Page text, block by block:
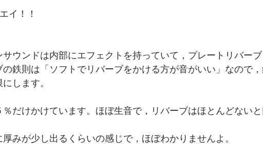
イ！！
サウンドは内部にエフェクトを持っていて，プレートリバー
の鉄則は「ソフトでリバーブをかける方が音がいい」なので
します。
％だけかけています。ほぼ生音で，リバーブはほとんどない
みが少し出るくらいの感じで，ほぼわかりませんよ。